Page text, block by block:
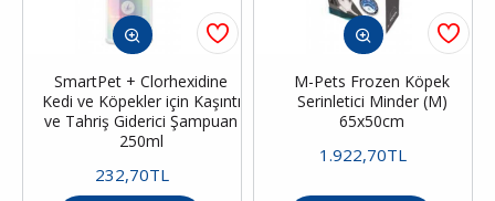
SmartPet + Clorhexidine
Kedi ve Köpekler için Kaşıntı
ve Tahriş Giderici Şampuan
250ml
232,70TL
M-Pets Frozen Köpek
Serinletici Minder (M)
65x50cm
1.922,70TL